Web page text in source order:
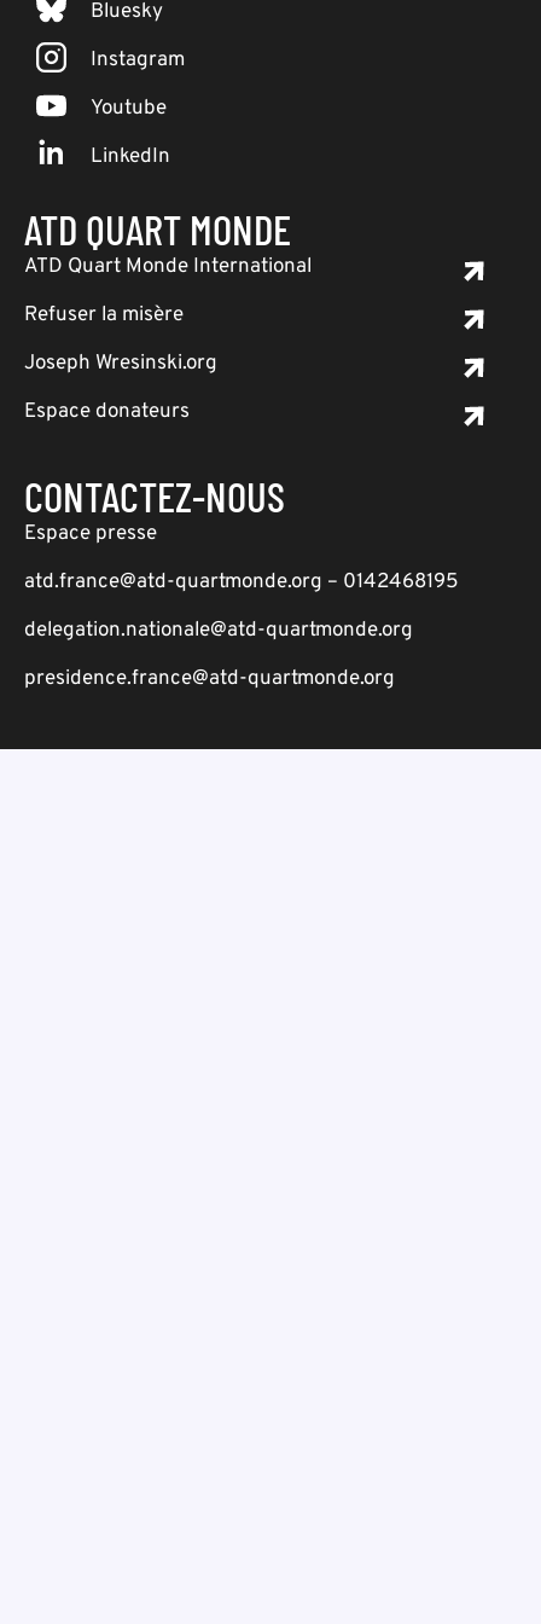
Bluesky
Instagram
Youtube
LinkedIn
ATD QUART MONDE
ATD Quart Monde International
Refuser la misère
Joseph Wresinski.org
Espace donateurs
CONTACTEZ-NOUS
Espace presse
atd.france@atd-quartmonde.org – 0142468195
delegation.nationale@atd-quartmonde.org
presidence.france@atd-quartmonde.org